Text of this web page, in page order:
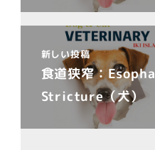
新しい投稿
食道狭窄：
Stricture（犬）